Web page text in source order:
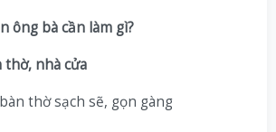
ông bà cần làm gì?
thờ, nhà cửa
thờ sạch sẽ, gọn gàng